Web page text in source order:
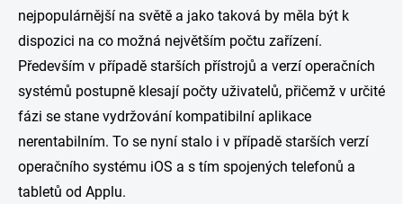
nejpopulárnější na světě a jako taková by měla být k
dispozici na co možná největším počtu zařízení.
Především v případě starších přístrojů a verzí operačních
systémů postupně klesají počty uživatelů, přičemž v určité
fázi se stane vydržování kompatibilní aplikace
nerentabilním. To se nyní stalo i v případě starších verzí
operačního systému iOS a s tím spojených telefonů a
tabletů od Applu.